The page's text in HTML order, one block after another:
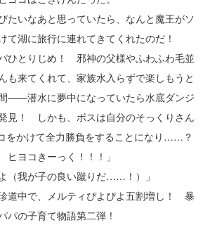
たいなあと思っていたら、なんと魔王がソ
て湖に旅行に連れてきてくれたのだ！
ひとりじめ！ 邪神の父様やふわふわ毛並
も来てくれて、家族水入らずで楽しもうと
――潜水に夢中になっていたら水底ダンジ
見！ しかも、ボスは自分のそっくりさん
かけて全力勝負をすることになり……？
ヒヨコきーっく！！！」
（我が子の良い蹴りだ……！）」
道中で、メルティぴよぴよ五割増し！ 暴
パの子育て物語第二弾！